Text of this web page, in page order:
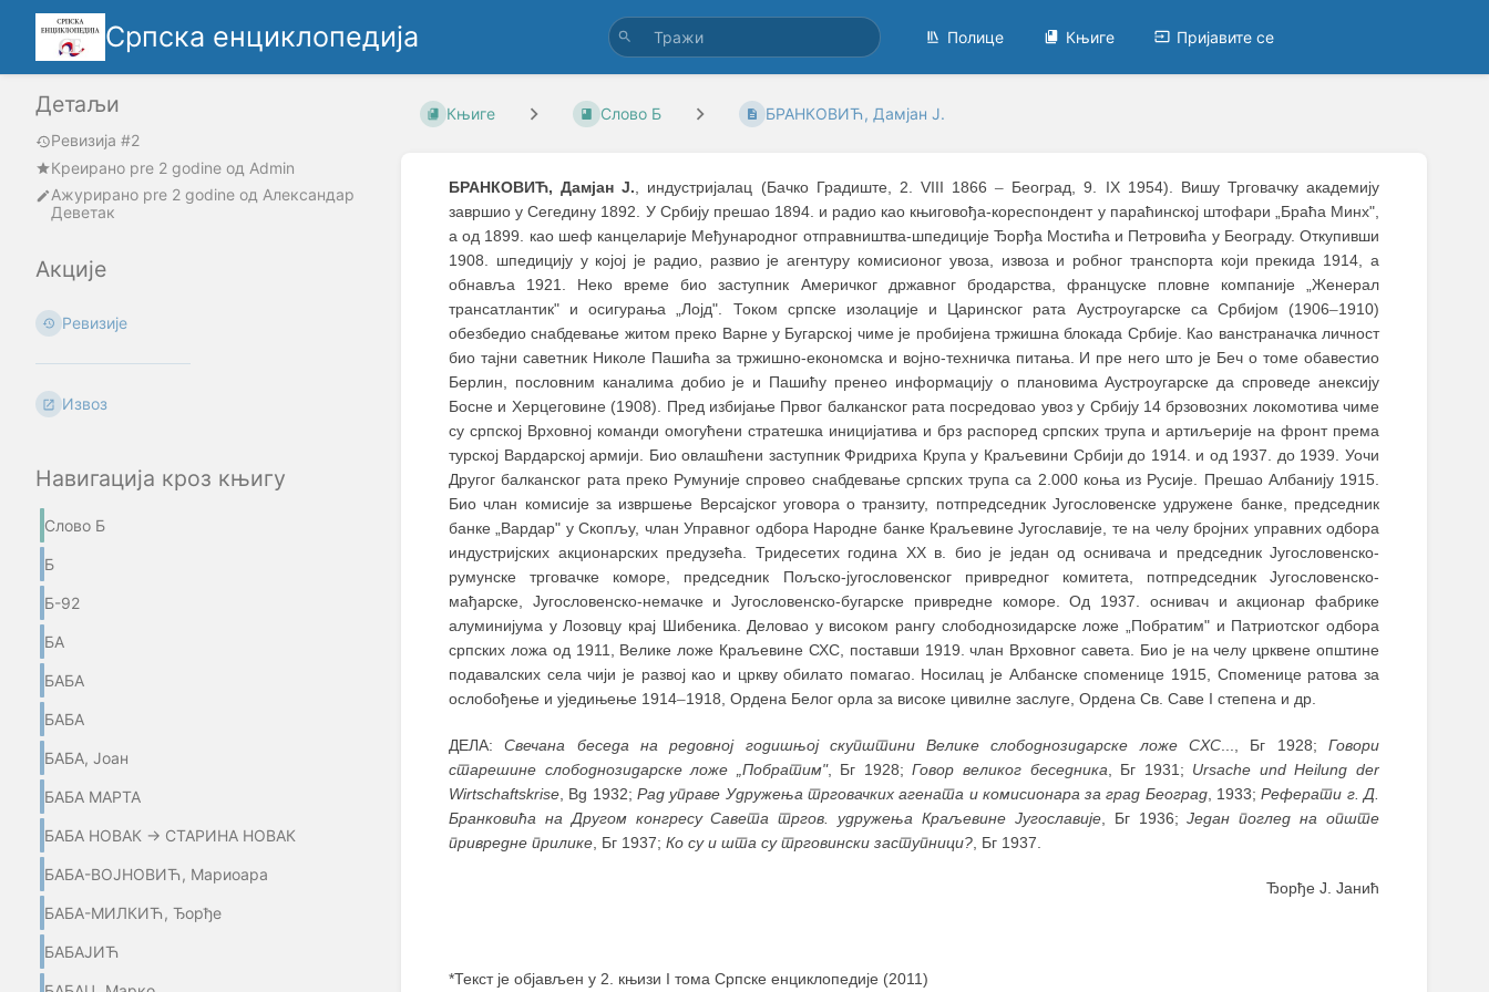
Српска енциклопедија Полице Књиге Пријавите се
Детаљи
Ревизија #2
Креирано pre 2 godine oд Admin
Ажурирано pre 2 godine од Александар
Деветак
Акције
Ревизије
Извоз
Навигација кроз књигу
Слово Б
Б
Б-92
БА
БАБА
БАБА
БАБА, Јоан
БАБА МАРТА
БАБА НОВАК → СТАРИНА НОВАК
БАБА-ВОЈНОВИЋ, Мариоара
БАБА-МИЛКИЋ, Ђорђе
БАБАЈИЋ
Књиге Слово Б БРАНКОВИЋ, Дамјан Ј.
БРАНКОВИЋ, Дамјан Ј., индустријалац (Бачко Градиште, 2. VIII 1866– Београд, 9. IX 1954). Вишу Трговачку академију
завршио у Сегедину 1892. У Србију прешао 1894. и радио као књиговођа-кореспондент у параћинској штофари „Браћа Минх",
а од 1899. као шеф канцеларије Међународног отправништва-шпедиције Ђорђа Мостића и Петровића у Београду. Откупивши
1908. шпедицију у којој је радио, развио је агентуру комисионог увоза, извоза и робног транспорта који прекида 1914, а
обнавља 1921. Неко време био заступник Америчког државног бродарства, француске пловне компаније „Женерал
трансатлантик" и осигурања „Лојд". Током српске изолације и Царинског рата Аустроугарске са Србијом (1906–1910)
обезбедио снабдевање житом преко Варне у Бугарској чиме је пробијена тржишна блокада Србије. Као ванстраначка личност
био тајни саветник Николе Пашића за тржишно-економска и војно-техничка питања. И пре него што је Беч о томе обавестио
Берлин, пословним каналима добио је и Пашићу пренео информацију о плановима Аустроугарске да спроведе анексију
Босне и Херцеговине (1908). Пред избијање Првог балканског рата посредовао увоз у Србију 14 брзовозних локомотива чиме
су српској Врховној команди омогућени стратешка иницијатива и брз распоред српских трупа и артиљерије на фронт према
турској Вардарској армији. Био овлашћени заступник Фридриха Крупа у Краљевини Србији до 1914. и од 1937. до 1939. Уочи
Другог балканског рата преко Румуније спровео снабдевање српских трупа са 2.000 коња из Русије. Прешао Албанију 1915.
Био члан комисије за извршење Версајског уговора о транзиту, потпредседник Југословенске удружене банке, председник
банке „Вардар" у Скопљу, члан Управног одбора Народне банке Краљевине Југославије, те на челу бројних управних одбора
индустријских акционарских предузећа. Тридесетих година XX в. био је један од оснивача и председник Југословенско-
румунске трговачке коморе, председник Пољско-југословенског привредног комитета, потпредседник Југословенско-
мађарске, Југословенско-немачке и Југословенско-бугарске привредне коморе. Од 1937. оснивач и акционар фабрике
алуминијума у Лозовцу крај Шибеника. Деловао у високом рангу слободнозидарске ложе „Побратим" и Патриотског одбора
српских ложа од 1911, Велике ложе Краљевине СХС, поставши 1919. члан Врховног савета. Био је на челу црквене општине
подавалских села чији је развој као и цркву обилато помагао. Носилац је Албанске споменице 1915, Споменице ратова за
ослобођење и уједињење 1914–1918, Ордена Белог орла за високе цивилне заслуге, Ордена Св. Саве I степена и др.
ДЕЛА:Свечана беседа на редовној годишњој скупштини Велике слободнозидарске ложе СХС ..., Бг 1928;Говори
старешине слободнозидарске ложе „Побратим", Бг 1928;Говор великог беседника , Бг 1931; Ursache und Heilung der
Wirtschaftskrise , Bg 1932; Рад управе Удружења трговачких агената и комисионара за град Београд, 1933;Реферати г. Д.
Бранковића на Другом конгресу Савета тргов. удружења Краљевине Југославије, Бг 1936;Један поглед на опште
привредне прилике , Бг 1937; Ко су и шта су трговински заступници? , Бг 1937.
Ђорђе Ј. Јанић
*Текст је објављен у 2. књизи I тома Српске енциклопедије (2011)